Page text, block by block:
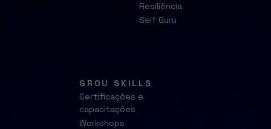
Resiliência
Self Guru
GROU SKILLS
Certificações e
capacitações
Workshops